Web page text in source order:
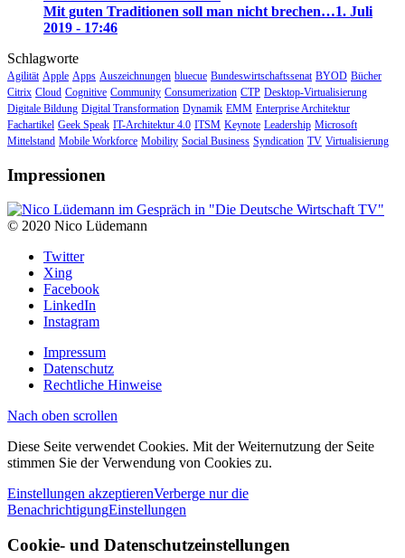
Mit guten Traditionen soll man nicht brechen…1. Juli
2019 - 17:46
Schlagworte
Agilität Apple Apps Auszeichnungen bluecue Bundeswirtschaftssenat BYOD Bücher
Citrix Cloud Cognitive Community Consumerization CTP Desktop-Virtualisierung
Digitale Bildung Digital Transformation Dynamik EMM Enterprise Architektur
Fachartikel Geek Speak IT-Architektur 4.0 ITSM Keynote Leadership Microsoft
Mittelstand Mobile Workforce Mobility Social Business Syndication TV Virtualisierung
Impressionen
© 2020 Nico Lüdemann
Twitter
Xing
Facebook
LinkedIn
Instagram
Impressum
Datenschutz
Rechtliche Hinweise
Nach oben scrollen
Diese Seite verwendet Cookies. Mit der Weiternutzung der Seite
stimmen Sie der Verwendung von Cookies zu.
Einstellungen akzeptierenVerberge nur die
BenachrichtigungEinstellungen
Cookie- und Datenschutzeinstellungen